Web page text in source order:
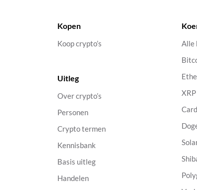
Kopen
Koop crypto’s
Uitleg
Over crypto’s
Personen
Crypto termen
Kennisbank
Basis uitleg
Handelen
Alle
XRP